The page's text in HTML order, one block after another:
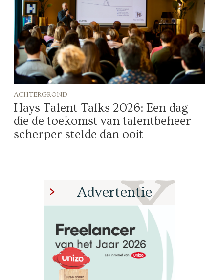
achtergrond -
Hays Talent Talks 2026: Een dag
die de toekomst van talentbeheer
scherper stelde dan ooit
Advertentie